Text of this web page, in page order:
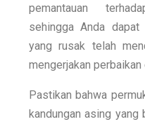
pemantauan
sehingga Anda
yang rusak telah
mengerjakan
Pastikan bahwa
kandungan asing yang